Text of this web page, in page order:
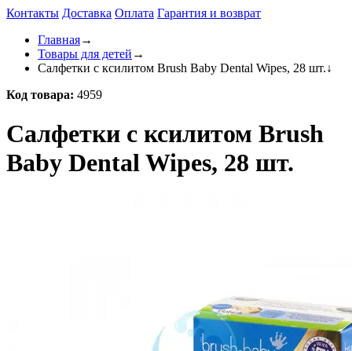
Контакты Доставка Оплата Гарантия и возврат
Главная→
Товары для детей →
Салфетки с ксилитом Brush Baby Dental Wipes, 28 шт.↓
Код товара: 4959
Салфетки с ксилитом Brush
Baby Dental Wipes, 28 шт.